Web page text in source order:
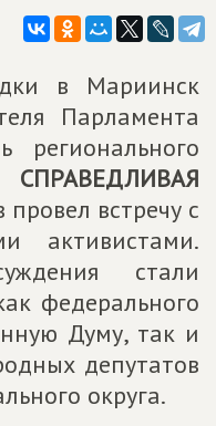
в Мариинск
Парламента
регионального
СПРАВЕДЛИВАЯ
встречу с
активистами.
стали
федерального
Думу, так и
депутатов
округа.